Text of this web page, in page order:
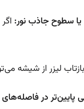
یا سطوح جاذب نور:
بازتاب لیزر از شیشه
در فاصله‌های